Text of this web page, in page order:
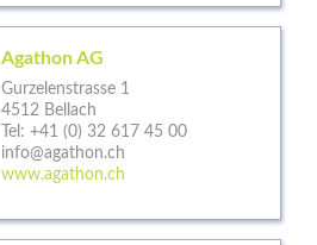
Agathon AG
Gurzelenstrasse 1
4512 Bellach
Tel: +41 (0) 32 617 45 00
info@agathon.ch
www.agathon.ch